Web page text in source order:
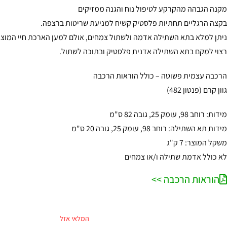
מקנה הגבהה מהקרקע לטיפול נוח והגנה ממזיקים
בקצה הרגליים תחתיות פלסטיק קשיח למניעת שריטות ברצפה.
ניתן למלא בתא השתילה אדמה ולשתול צמחים, אולם למען הארכת חיי
רצוי למקם בתא השתילה אדנית פלסטיק ובתוכה לשתול.
הרכבה עצמית פשוטה – כולל הוראות הרכבה
גוון קרם (פנטון 482)
מידות: רוחב 98, עומק 25, גובה 82 ס"מ
מידות תא השתילה: רוחב 98, עומק 25, גובה 20 ס"מ
משקל המוצר: 7 ק"ג
לא כולל אדמת שתילה ו/או צמחים
הוראות הרכבה >>
המלאי אזל